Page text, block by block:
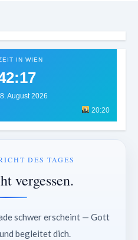
IN WIEN
August 2026
20:20
DES TAGES
vergessen.
schwer erscheint — Gott
begleitet dich.